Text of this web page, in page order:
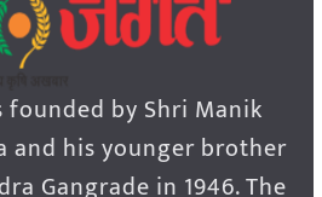
founded by Shri Manik
and his younger brother
Gangrade in 1946. The